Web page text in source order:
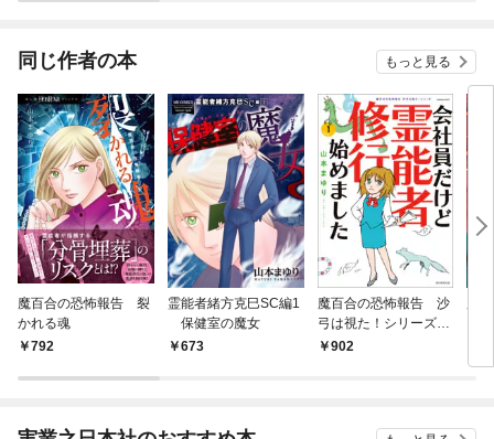
同じ作者の本 もっと見る
魔百合の恐怖報告 裂
かれる魂
792
霊能者緒方克巳SC編1
保健室の魔女
673
魔百合の恐怖報告 沙
弓は視た！シリーズ
会社員だけど霊能者修
902